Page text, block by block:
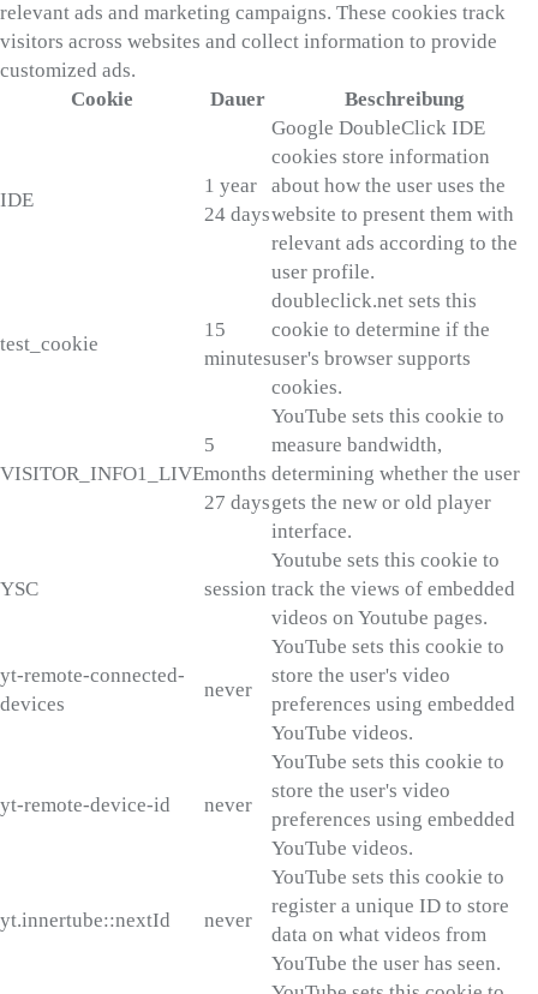
relevant ads and marketing campaigns. These cookies track
visitors across websites and collect information to provide
customized ads.
Cookie
Dauer Beschreibung
IDE
1 year
24 days
Google DoubleClick IDE
cookies store information
about how the user uses the
website to present them with
relevant ads according to the
user profile.
test_cookie
15
minutes
doubleclick.net sets this
cookie to determine if the
user's browser supports
cookies.
VISITOR_INFO1_LIVE
5
months
27 days
YouTube sets this cookie to
measure bandwidth,
determining whether the user
gets the new or old player
interface.
YSC session
Youtube sets this cookie to
track the views of embedded
videos on Youtube pages.
yt-remote-connected-
devices
never
YouTube sets this cookie to
store the user's video
preferences using embedded
YouTube videos.
yt-remote-device-id never
YouTube sets this cookie to
store the user's video
preferences using embedded
YouTube videos.
yt.innertube::nextId never
YouTube sets this cookie to
register a unique ID to store
data on what videos from
YouTube the user has seen.